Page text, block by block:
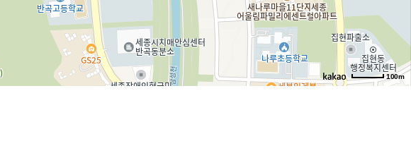
100m